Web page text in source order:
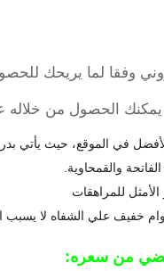
وفقا لما يريحك
الحصول من خلاله
الموقع، حيث يأتي بدرجة 05
والقمحاوية.
للمراهقات
من سعره: